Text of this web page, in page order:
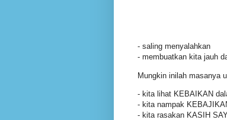
- saling menyalahkan
- membuatkan kita jauh
Mungkin inilah masanya
- kita lihat KEBAIKAN
- kita nampak
- kita rasakan KASIH